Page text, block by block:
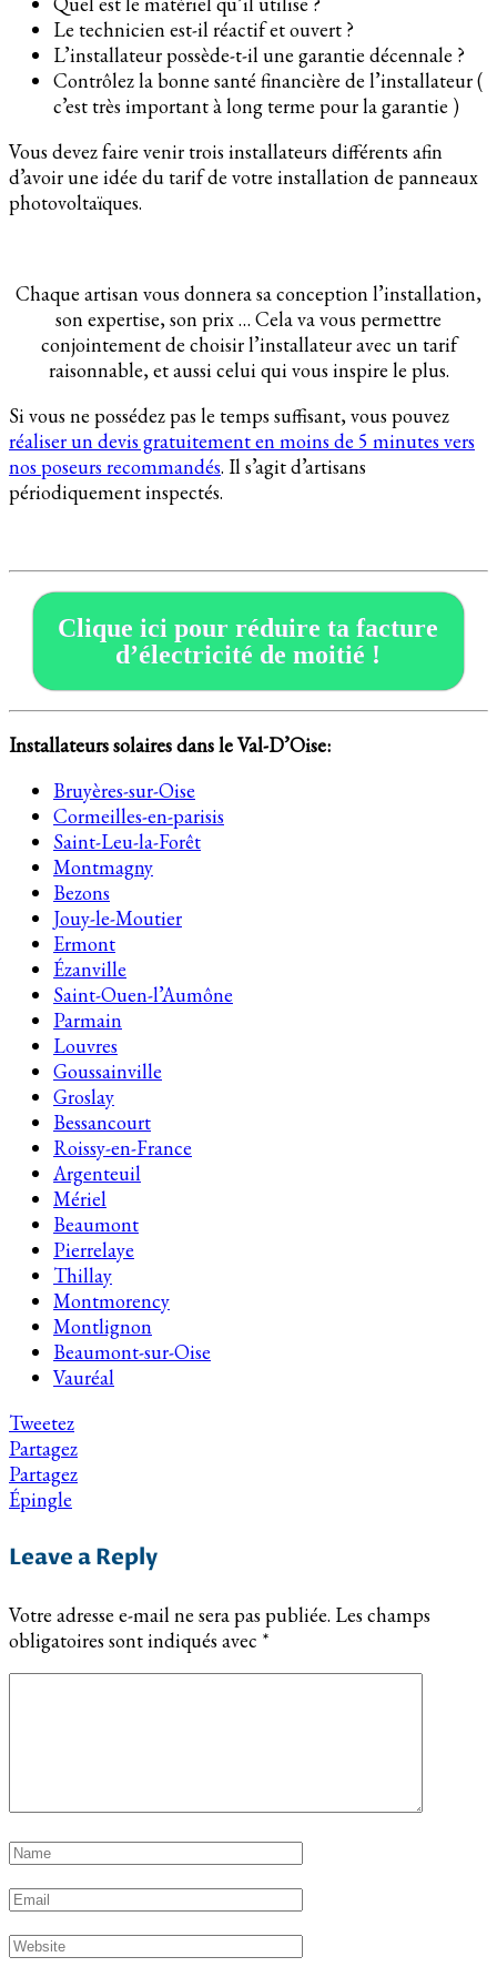
Le technicien est-il réactif et ouvert ?
L’installateur possède-t-il une garantie décennale ?
Contrôlez la bonne santé financière de l’installateur (
c’est très important à long terme pour la garantie )
Vous devez faire venir trois installateurs différents afin
d’avoir une idée du tarif de votre installation de panneaux
photovoltaïques.
Chaque artisan vous donnera sa conception l’installation,
son expertise, son prix … Cela va vous permettre
conjointement de choisir l’installateur avec un tarif
raisonnable, et aussi celui qui vous inspire le plus.
Si vous ne possédez pas le temps suffisant, vous pouvez
réaliser un devis gratuitement en moins de 5 minutes vers
nos poseurs recommandés. Il s’agit d’artisans
périodiquement inspectés.
Clique ici pour réduire ta facture
d’électricité de moitié !
Installateurs solaires dans leVal-D’Oise:
Bruyères-sur-Oise
Cormeilles-en-parisis
Saint-Leu-la-Forêt
Montmagny
Bezons
Jouy-le-Moutier
Ermont
Ézanville
Saint-Ouen-l’Aumône
Parmain
Louvres
Goussainville
Groslay
Bessancourt
Roissy-en-France
Argenteuil
Mériel
Beaumont
Pierrelaye
Thillay
Montmorency
Montlignon
Beaumont-sur-Oise
Vauréal
Tweetez
Partagez
Partagez
Épingle
Leave a Reply
Votre adresse e-mail ne sera pas publiée. Les champs
obligatoires sont indiqués avec *